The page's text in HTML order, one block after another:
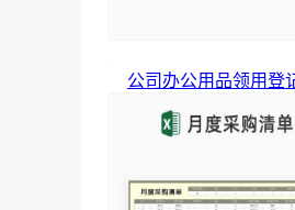
公司办公用品领用登